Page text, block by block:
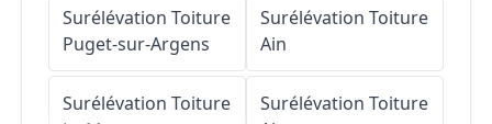
Surélévation Toiture
Puget-sur-Argens
Surélévation Toiture
Surélévation Toiture
Ain
Surélévation Toiture